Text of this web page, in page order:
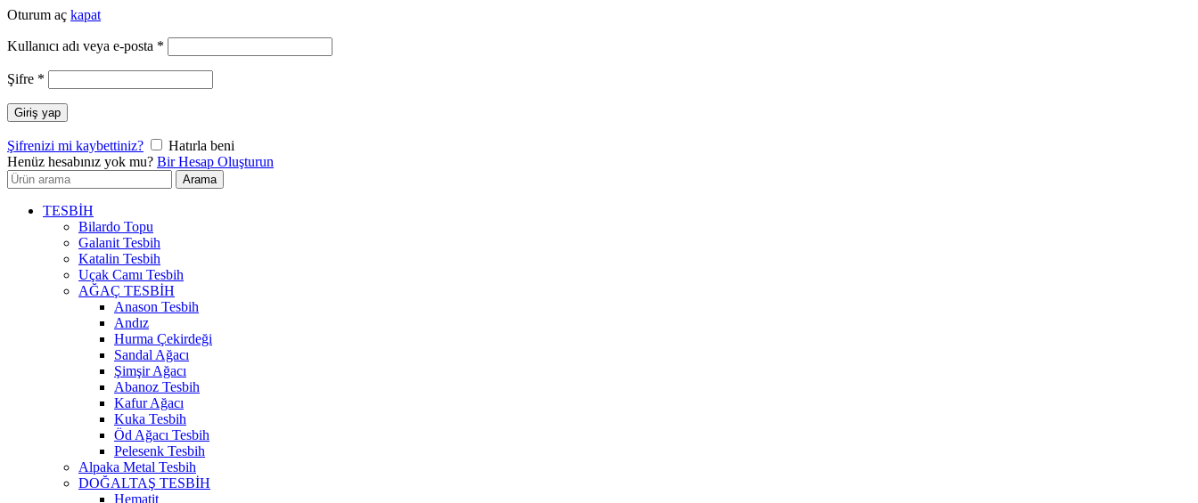
Oturum aç kapat
Kullanıcı adı veya e-posta *
Şifre *
Giriş yap
Şifrenizi mi kaybettiniz?
Hatırla beni
Henüz hesabınız yok mu? Bir Hesap Oluşturun
Arayın:
Arama
TESBİH
Bilardo Topu
Galanit Tesbih
Katalin Tesbih
Uçak Camı Tesbih
AĞAÇ TESBİH
Anason Tesbih
Andız
Hurma Çekirdeği
Sandal Ağacı
Şimşir Ağacı
Abanoz Tesbih
Kafur Ağacı
Kuka Tesbih
Öd Ağacı Tesbih
Pelesenk Tesbih
Alpaka Metal Tesbih
DOĞALTAŞ TESBİH
Hematit